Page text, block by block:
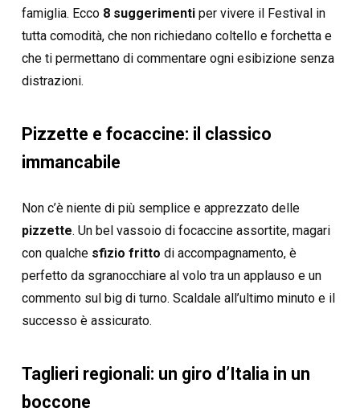
famiglia. Ecco 8 suggerimentiper vivere il Festival in
tutta comodità, che non richiedano coltello e forchetta e
che ti permettano di commentare ogni esibizione senza
distrazioni.
Pizzette e focaccine: il classico
immancabile
Non c’è niente di più semplice e apprezzato delle
pizzette. Un bel vassoio di focaccine assortite, magari
con qualche sfizio fritto di accompagnamento, è
perfetto da sgranocchiare al volo tra un applauso e un
commento sul big di turno. Scaldale all’ultimo minuto e il
successo è assicurato.
Taglieri regionali: un giro d’Italia in un
boccone